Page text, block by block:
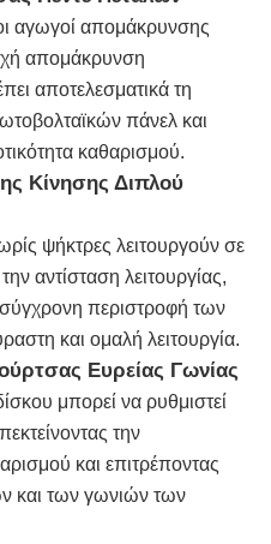
πλαισίων
βούρτσα
Πάνελ
πάνελ
πάνελ
πάνελ
παροχή νερού
αγωγοί απομάκρυνσης
απομάκρυνση
αποτελεσματικά τη
πάνελ και
καθαρισμού.
Κίνησης Διπλού
ψήκτρες λειτουργούν σε
αντίσταση λειτουργίας,
σύγχρονη περιστροφή των
και ομαλή λειτουργία.
Ευρείας Γωνίας
μπορεί να ρυθμιστεί
την
και επιτρέποντας
και των γωνιών των